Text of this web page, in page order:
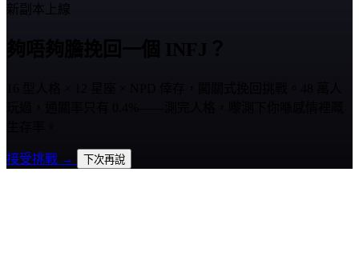
新副本上線
接受挑戰 → 下次再說